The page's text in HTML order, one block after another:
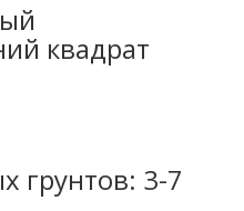
квадрат
грунтов: 3-7